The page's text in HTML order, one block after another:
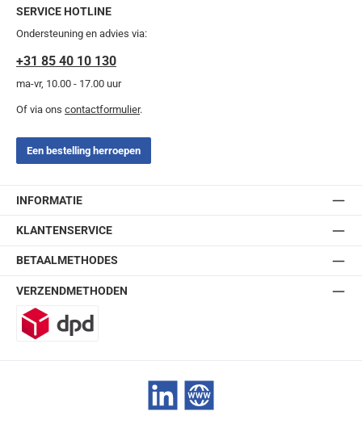
SERVICE HOTLINE
Ondersteuning en advies via:
+31 85 40 10 130
ma-vr, 10.00 - 17.00 uur
Of via ons contactformulier.
Een bestelling herroepen
INFORMATIE
KLANTENSERVICE
BETAALMETHODES
VERZENDMETHODEN
LinkedIn Website